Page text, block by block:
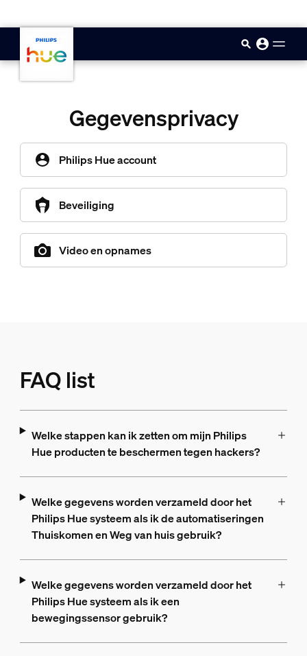
Gegevensprivacy
Philips Hue account
Beveiliging
Video en opnames
FAQ list
Welke stappen kan ik zetten om mijn Philips
Hue producten te beschermen tegen hackers?
Welke gegevens worden verzameld door het
Philips Hue systeem als ik de automatiseringen
Thuiskomen en Weg van huis gebruik?
Welke gegevens worden verzameld door het
Philips Hue systeem als ik een
bewegingssensor gebruik?